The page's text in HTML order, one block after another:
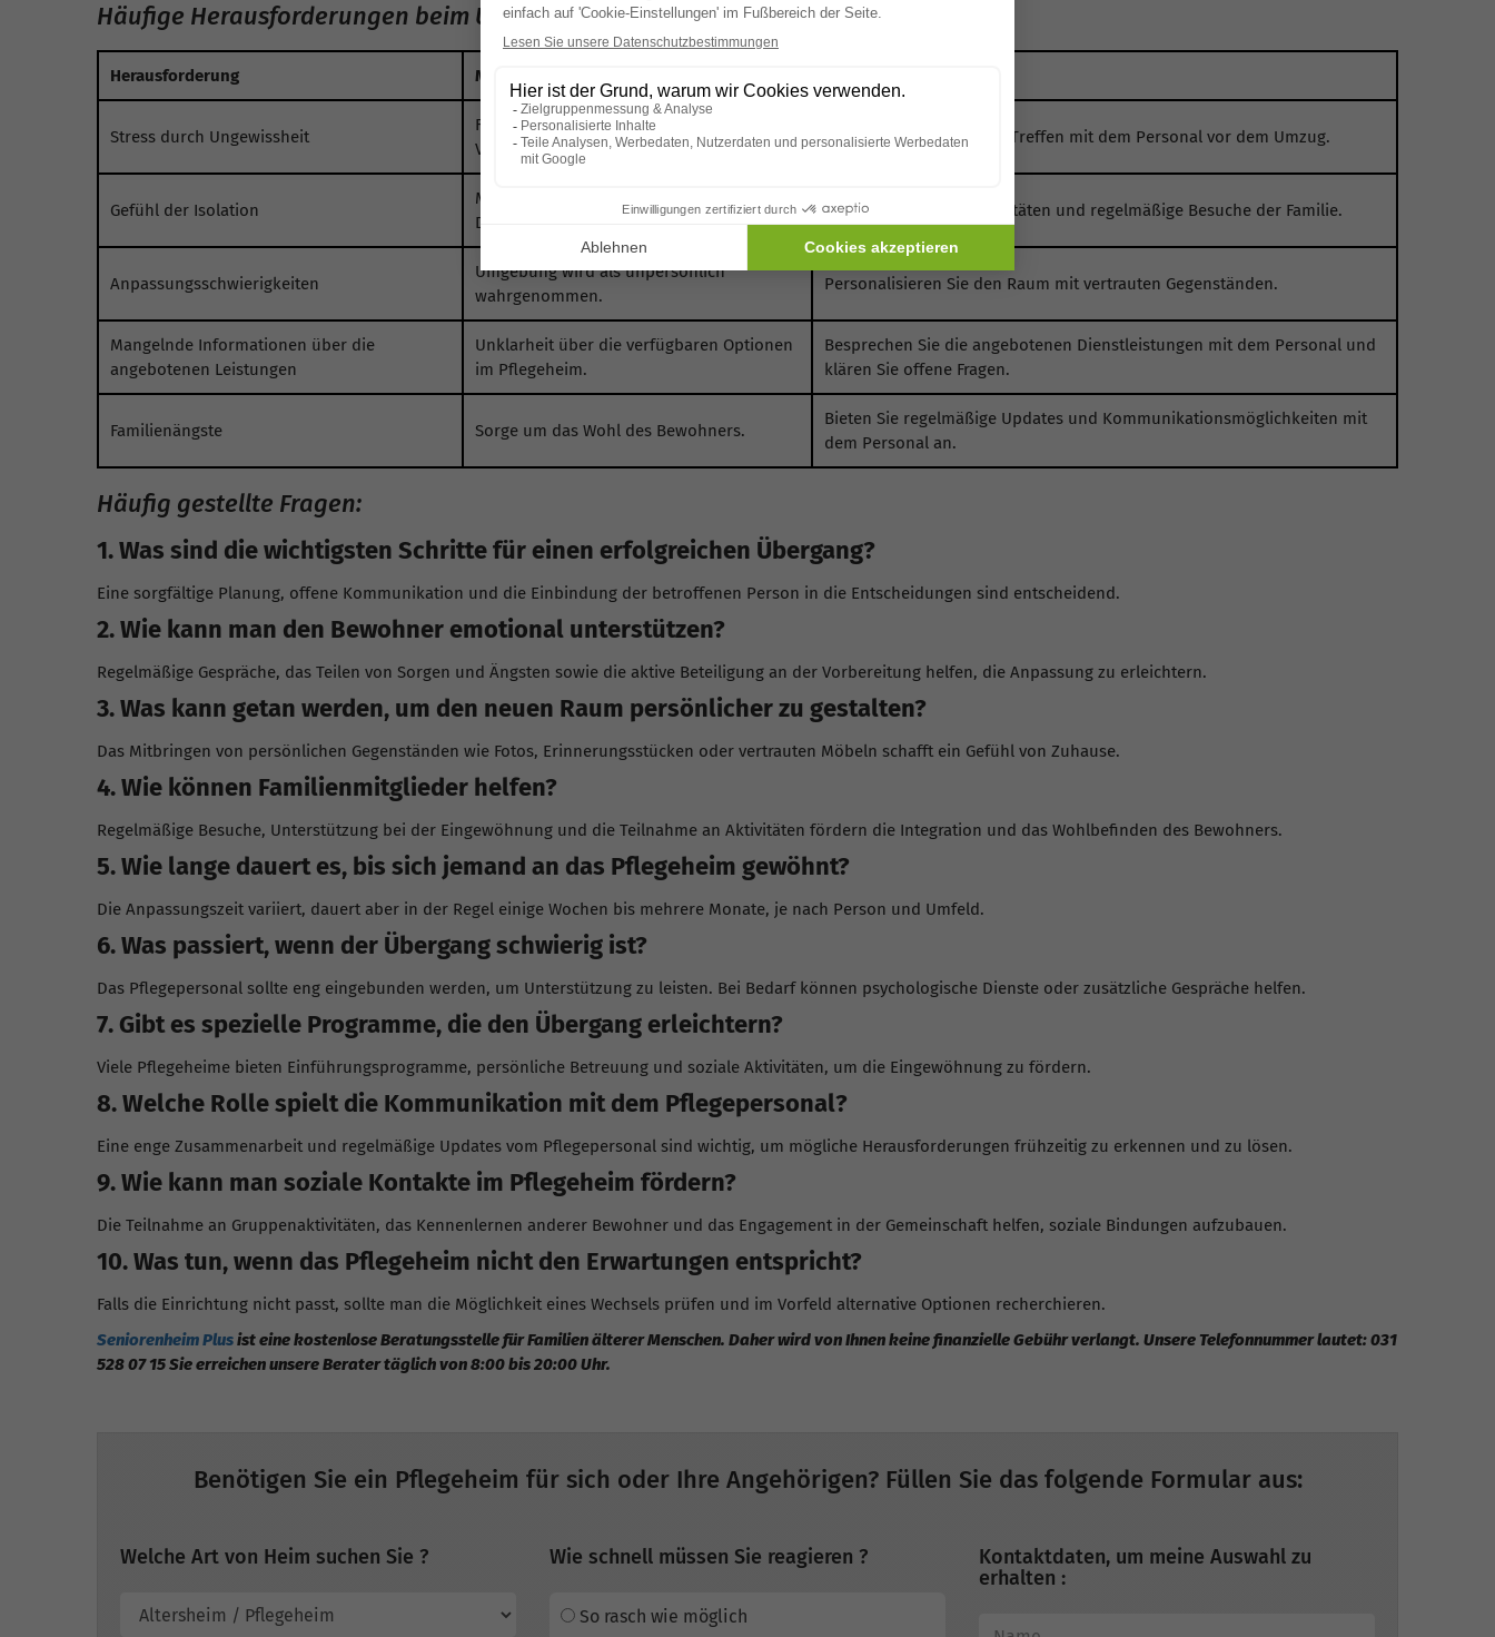
Häufige Herausforderungen beim Übergang und ihre Lösungen
Herausforderung Mögliche Ursache
Stress durch Ungewissheit
Fehlende Gespräche oder Besuche zur
Vorbereitung.
Planen Sie Besuche und Treffen mit dem Personal vor dem Umzug.
Gefühl der Isolation
Mangel an sozialer Einbindung oder
Distanz zur Familie.
Fördern Sie soziale Aktivitäten und regelmäßige Besuche der Familie.
Anpassungsschwierigkeiten
Umgebung wird als unpersönlich
wahrgenommen.
Personalisieren Sie den Raum mit vertrauten Gegenständen.
Mangelnde Informationen über die
angebotenen Leistungen
Unklarheit über die verfügbaren Optionen
im Pflegeheim.
Besprechen Sie die angebotenen Dienstleistungen mit dem Personal und
klären Sie offene Fragen.
Familienängste Sorge um das Wohl des Bewohners.
Bieten Sie regelmäßige Updates und Kommunikationsmöglichkeiten mit
dem Personal an.
Häufig gestellte Fragen:
1. Was sind die wichtigsten Schritte für einen erfolgreichen Übergang?
Eine sorgfältige Planung, offene Kommunikation und die Einbindung der betroffenen Person in die Entscheidungen sind entscheidend.
2. Wie kann man den Bewohner emotional unterstützen?
Regelmäßige Gespräche, das Teilen von Sorgen und Ängsten sowie die aktive Beteiligung an der Vorbereitung helfen, die Anpassung zu erleichtern.
3. Was kann getan werden, um den neuen Raum persönlicher zu gestalten?
Das Mitbringen von persönlichen Gegenständen wie Fotos, Erinnerungsstücken oder vertrauten Möbeln schafft ein Gefühl von Zuhause.
4. Wie können Familienmitglieder helfen?
Regelmäßige Besuche, Unterstützung bei der Eingewöhnung und die Teilnahme an Aktivitäten fördern die Integration und das Wohlbefinden des Bewohners.
5. Wie lange dauert es, bis sich jemand an das Pflegeheim gewöhnt?
Die Anpassungszeit variiert, dauert aber in der Regel einige Wochen bis mehrere Monate, je nach Person und Umfeld.
6. Was passiert, wenn der Übergang schwierig ist?
Das Pflegepersonal sollte eng eingebunden werden, um Unterstützung zu leisten. Bei Bedarf können psychologische Dienste oder zusätzliche Gespräche helfen.
7. Gibt es spezielle Programme, die den Übergang erleichtern?
Viele Pflegeheime bieten Einführungsprogramme, persönliche Betreuung und soziale Aktivitäten, um die Eingewöhnung zu fördern.
8. Welche Rolle spielt die Kommunikation mit dem Pflegepersonal?
Eine enge Zusammenarbeit und regelmäßige Updates vom Pflegepersonal sind wichtig, um mögliche Herausforderungen frühzeitig zu erkennen und zu lösen.
9. Wie kann man soziale Kontakte im Pflegeheim fördern?
Die Teilnahme an Gruppenaktivitäten, das Kennenlernen anderer Bewohner und das Engagement in der Gemeinschaft helfen, soziale Bindungen aufzubauen.
10. Was tun, wenn das Pflegeheim nicht den Erwartungen entspricht?
Falls die Einrichtung nicht passt, sollte man die Möglichkeit eines Wechsels prüfen und im Vorfeld alternative Optionen recherchieren.
Seniorenheim Plusist eine kostenlose Beratungsstelle für Familien älterer Menschen. Daher wird von Ihnen keine finanzielle Gebühr verlangt. Unsere Telefonnummer lautet: 031
528 07 15 Sie erreichen unsere Berater täglich von 8:00 bis 20:00 Uhr.
Benötigen Sie ein Pflegeheim für sich oder Ihre Angehörigen? Füllen Sie das folgende Formular aus:
Welche Art von Heim suchen Sie ? Wie schnell müssen Sie reagieren ?
So rasch wie möglich
Kontaktdaten, um meine Auswahl zu
erhalten :